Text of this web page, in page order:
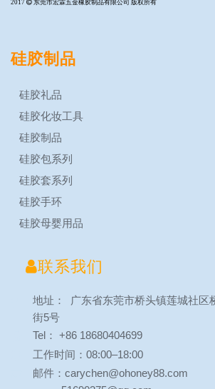
2017  东莞市宏霖五金橡胶制品有限公司 版权所有
硅胶制品
硅胶礼品
硅胶化妆工具
硅胶制品
硅胶包系列
硅胶套系列
硅胶手环
硅胶母婴用品
联系我们
地址： 广东省东莞市桥头镇莲城社区
街5号
Tel： +86 18680404699
工作时间：08:00–18:00
邮件：carychen@ohoney88.com